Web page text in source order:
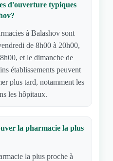
d'ouverture typiques
à Balashov sont
de 8h00 à 20h00,
et le dimanche de
établissements peuvent
plus tard, notamment les
les hôpitaux.
la pharmacie la plus
la plus proche à